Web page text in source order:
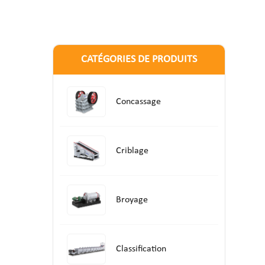
CATÉGORIES DE PRODUITS
Concassage
Criblage
Broyage
Classification